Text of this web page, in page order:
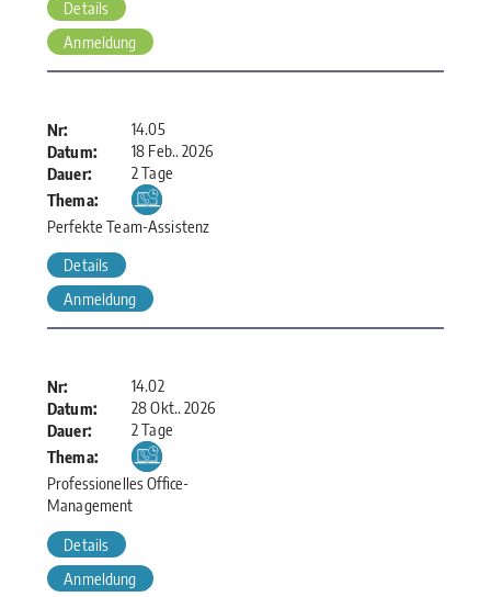
Details
Anmeldung
Nr: 14.05
Thema:
Perfekte Team-Assistenz
Details
Anmeldung
Datum:
18 Feb.. 2026
Dauer:
2 Tage
Nr: 14.02
Thema:
Professionelles Office-
Management
Details
Anmeldung
Datum:
28 Okt.. 2026
Dauer:
2 Tage